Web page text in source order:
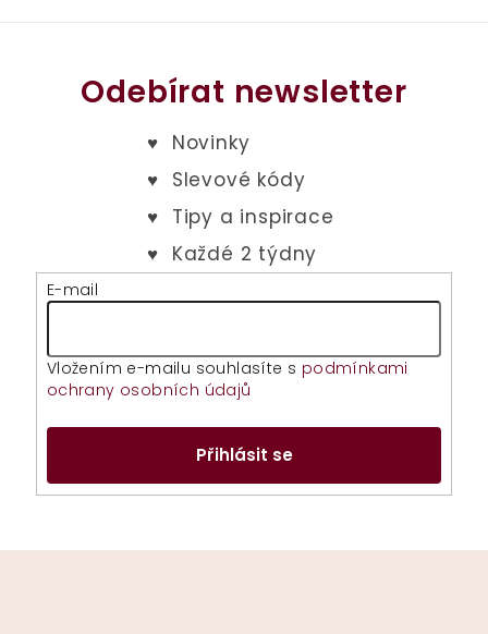
Odebírat newsletter
E-mail
Vložením e-mailu souhlasíte s podmínkami
ochrany osobních údajů
Přihlásit se